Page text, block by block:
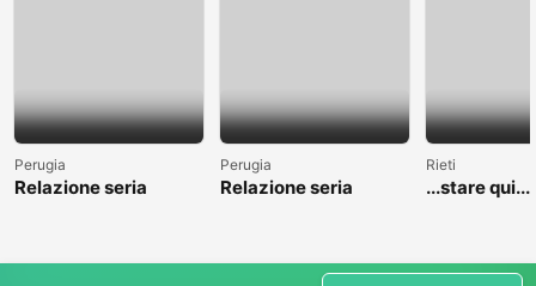
Perugia
Relazione seria
Perugia
Relazione seria
Rieti
...stare qui....